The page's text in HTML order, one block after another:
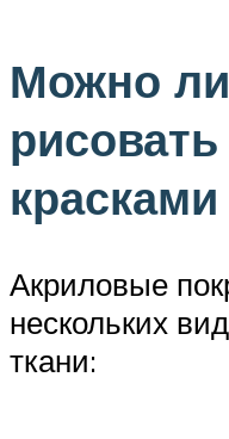
Можно
Акриловые
нескольких
ткани: